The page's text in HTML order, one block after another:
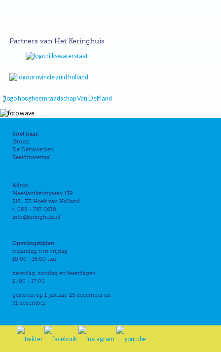
Partners van Het Keringhuis
Snel naar:
iStorm
De Deltawerken
Beeldmateriaal
Adres
Maeslantkeringweg 139
3151 ZZ Hoek van Holland
t. 088 - 797 0630
info@keringhuis.nl
Openingstijden
maandag t/m vrijdag
10:00 - 16:00 uur
zaterdag, zondag en feestdagen
11:00 - 17:00
gesloten op 1 januari, 25 december en
31 december